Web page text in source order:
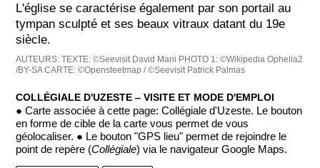
L'église se caractérise également par son portail au
tympan sculpté et ses beaux vitraux datant du 19e
siècle.
AUTEURS:TEXTE: ©Seevisit David Mani PHOTO 1: ©Wikipedia Ophelia2
/BY-SA CARTE: ©Opensteetmap / ©Seevisit Patrick Palmas
COLLÉGIALE D'UZESTE ‒ VISITE ET MODE D'EMPLOI
● Carte associée à cette page: Collégiale d'Uzeste. Le bouton
en forme de cible de la carte vous permet de vous
géolocaliser. ● Le bouton "GPS lieu" permet de rejoindre le
point de repère (Collégiale) via le navigateur Google Maps.